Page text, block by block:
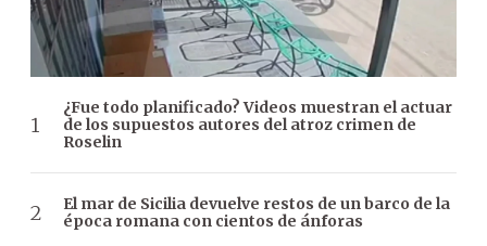
¿Fue todo planificado? Videos muestran el actuar
de los supuestos autores del atroz crimen de
Roselin
El mar de Sicilia devuelve restos de un barco de la
época romana con cientos de ánforas